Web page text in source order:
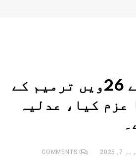
پی ٹی آئی نے 26ویں ترمیم کے
عزم کیا، عدلیہ
2025
0